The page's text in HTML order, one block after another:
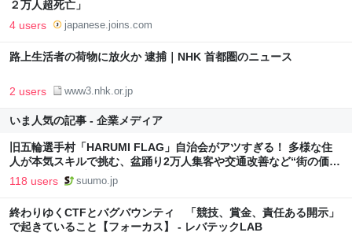
２万人超死亡」
4 users japanese.joins.com
路上生活者の荷物に放火か 逮捕｜NHK 首都圏のニュース
2 users www3.nhk.or.jp
いま人気の記事 - 企業メディア
旧五輪選手村「HARUMI FLAG」自治会がアツすぎる！ 多様な住
人が本気スキルで挑む、盆踊り2万人集客や交通改善など“街の価値
向上”戦略 東京・中央区
118 users suumo.jp
終わりゆくCTFとバグバウンティ 「競技、賞金、責任ある開示」
で起きていること【フォーカス】 - レバテックLAB